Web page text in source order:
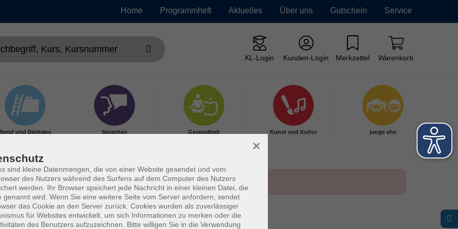
Home Programmheft Aktuelles Über uns Gutschein Service
KL-Login Kunden-Login Merkzettel Warenkorb
Beruf und Digitales Sprachen Gesundheit Kunst und Kultur junge vhs
sind kleine Datenmengen, die von einer Website gesendet und vom
des Nutzers während des Surfens auf dem Computer des Nutzers
werden. Ihr Browser speichert jede Nachricht in einer kleinen Datei, die
genannt wird. Wenn Sie eine weitere Seite vom Server anfordern, sendet
das Cookie an den Server zurück. Cookies wurden als zuverlässiger
für Websites entwickelt, um sich Informationen zu merken oder die
des Benutzers aufzuzeichnen. Bitte willigen Sie in die Verwendung
×